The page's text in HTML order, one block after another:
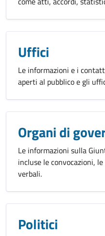
Uffici
Le informazioni e i
aperti al pubblico e gli
Organi di
Le informazioni sulla
incluse le convocazioni,
verbali.
Politici